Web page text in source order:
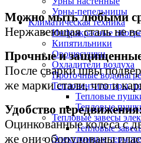
Урны-пепельницы
Климатическая техника
Инфракрасные
Кипятильники
Овощесушки
Охладители воздуха
Проточные
Тепловентиляторы,
Тепловые
Тепловые
Тепловые завесы
Тепловые
Электронные
Можно мыть любыми
Нержавеющая сталь не
Прочные и
После сварки швы
же марки стали, что и
Удобство
Оцинкованные колеса с
же они оборудованы